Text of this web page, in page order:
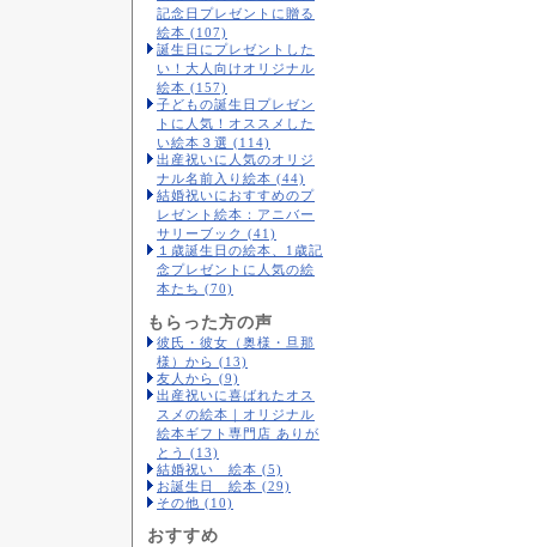
記念日プレゼントに贈る
絵本 (107)
誕生日にプレゼントした
い！大人向けオリジナル
絵本 (157)
子どもの誕生日プレゼン
トに人気！オススメした
い絵本３選 (114)
出産祝いに人気のオリジ
ナル名前入り絵本 (44)
結婚祝いにおすすめのプ
レゼント絵本：アニバー
サリーブック (41)
１歳誕生日の絵本、1歳記
念プレゼントに人気の絵
本たち (70)
もらった方の声
彼氏・彼女（奥様・旦那
様）から (13)
友人から (9)
出産祝いに喜ばれたオス
スメの絵本｜オリジナル
絵本ギフト専門店 ありが
とう (13)
結婚祝い 絵本 (5)
お誕生日 絵本 (29)
その他 (10)
おすすめ